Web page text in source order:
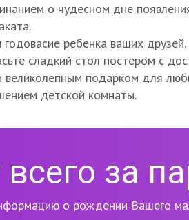
о чудесном дне
ребенка ваших
сладкий стол постером с
великолепным подарком для
детской комнаты.
за
о рождении Вашего